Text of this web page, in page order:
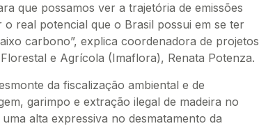
que possamos ver a trajetória de emissões
real potencial que o Brasil possui em se ter
carbono”, explica coordenadora de projetos
e Agrícola (Imaflora), Renata Potenza.
da fiscalização ambiental e de
garimpo e extração ilegal de madeira no
alta expressiva no desmatamento da